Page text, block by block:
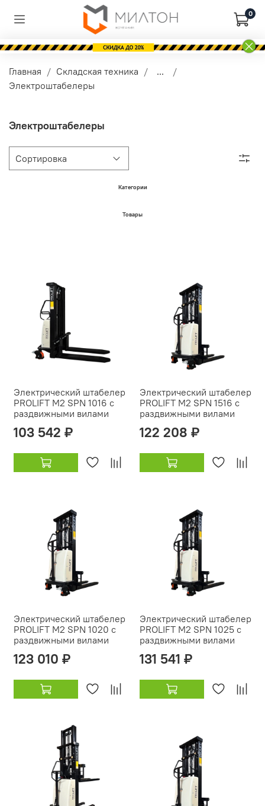
0
Главная Складская техника
...
Электроштабелеры
Электроштабелеры
Категории
Товары
Электрический штабелер
PROLIFT M2 SPN 1016 с
раздвижными вилами
103 542 ₽
Электрический штабелер
PROLIFT M2 SPN 1516 с
раздвижными вилами
122 208 ₽
Электрический штабелер
PROLIFT M2 SPN 1020 с
раздвижными вилами
123 010 ₽
Электрический штабелер
PROLIFT M2 SPN 1025 с
раздвижными вилами
131 541 ₽